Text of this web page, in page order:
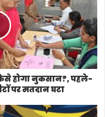
t
e
होगा नुकसान?, पहले-
पर मतदान घटा